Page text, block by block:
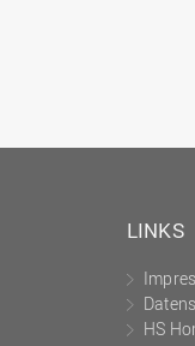
LINKS
HS